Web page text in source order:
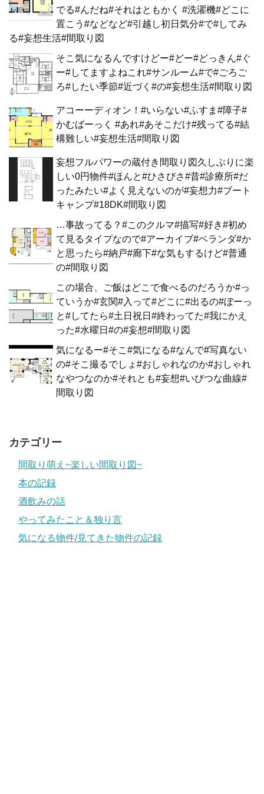
でる#んだね#それはともかく #洗濯機#どこに
置こう#などなど#引越し初日気分#で#してみ
る#妄想生活#間取り図
そこ気になるんですけどー#どー#どっきん#ぐ
ー#してますよねこれ#サンルーム#で#ごろご
ろ#したい季節#近づく#の#妄想生活#間取り図
アコーーディオン！#いらない#ふすま#障子#
かむばーっく #あれ#あそこだけ#残ってる#結
構難しい#妄想生活#間取り図
妄想フルパワーの蔵付き間取り図久しぶりに楽
しい0円物件#ほんと#ひさびさ#昔#診療所#だ
ったみたい#よく見えないのが#妄想力#ブート
キャンプ#18DK#間取り図
…事故ってる？#このクルマ#描写#好き#初め
て見るタイプなので#アーカイブ#ベランダ#か
と思ったら#納戸#廊下#な気もするけど#普通
の#間取り図
この場合、ご飯はどこで食べるのだろうか#っ
ていうか#玄関#入って#どこに#出るの#ぼーっ
と#してたら#土日祝日#終わってた#我にかえ
った#水曜日#の#妄想#間取り図
気になるー#そこ#気になる#なんで#写真ない
の#そこ撮るでしょ#おしゃれなのか#おしゃれ
なやつなのか#それとも#妄想#いびつな曲線#
間取り図
カテゴリー
間取り萌え~楽しい間取り図~
本の記録
酒飲みの話
やってみたこと＆独り言
気になる物件/見てきた物件の記録